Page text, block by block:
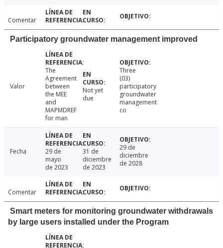
Comentar
Participatory groundwater management improved
Valor
The
Agreement
between
the MEE
and
MAPMDREF
for man
Not yet
due
Three
(03)
participatory
groundwater
management
co
Fecha
29 de
mayo
de 2023
31 de
diciembre
de 2023
29 de
diciembre
de 2028
Comentar
Smart meters for monitoring groundwater withdrawals
by large users installed under the Program